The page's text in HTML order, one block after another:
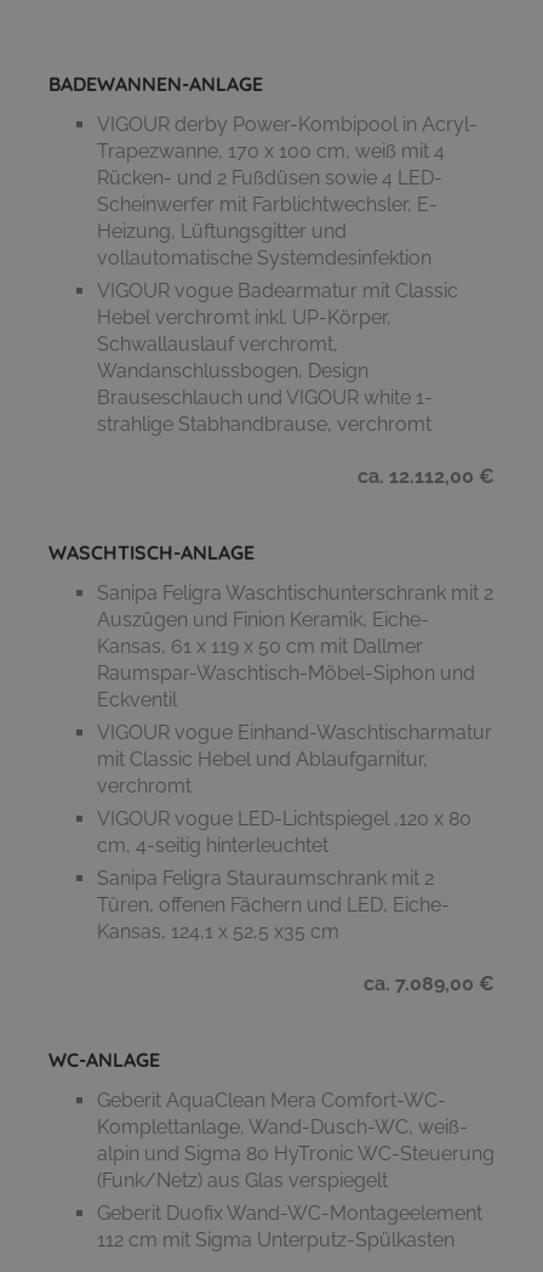
BADEWANNEN-ANLAGE
VIGOUR derby Power-Kombipool in Acryl-
Trapezwanne, 170 x 100 cm, weiß mit 4
Rücken- und 2 Fußdüsen sowie 4 LED-
Scheinwerfer mit Farblichtwechsler, E-
Heizung, Lüftungsgitter und
vollautomatische Systemdesinfektion
VIGOUR vogue Badearmatur mit Classic
Hebel verchromt inkl. UP-Körper,
Schwallauslauf verchromt,
Wandanschlussbogen, Design
Brauseschlauch und VIGOUR white 1-
strahlige Stabhandbrause, verchromt
ca. 12.112,00 €
WASCHTISCH-ANLAGE
Sanipa Feligra Waschtischunterschrank mit 2
Auszügen und Finion Keramik, Eiche-
Kansas, 61 x 119 x 50 cm mit Dallmer
Raumspar-Waschtisch-Möbel-Siphon und
Eckventil
VIGOUR vogue Einhand-Waschtischarmatur
mit Classic Hebel und Ablaufgarnitur,
verchromt
VIGOUR vogue LED-Lichtspiegel ,120 x 80
cm, 4-seitig hinterleuchtet
Sanipa Feligra Stauraumschrank mit 2
Türen, offenen Fächern und LED, Eiche-
Kansas, 124,1 x 52,5 x35 cm
ca. 7.089,00 €
WC-ANLAGE
Geberit AquaClean Mera Comfort-WC-
Komplettanlage, Wand-Dusch-WC, weiß-
alpin und Sigma 80 HyTronic WC-Steuerung
(Funk/Netz) aus Glas verspiegelt
Geberit Duofix Wand-WC-Montageelement
112 cm mit Sigma Unterputz-Spülkasten